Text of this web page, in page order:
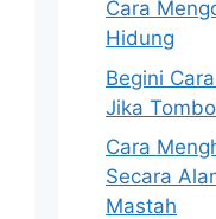
Cara
Hidung
Begini
Jika
Cara
Secara
Mastah